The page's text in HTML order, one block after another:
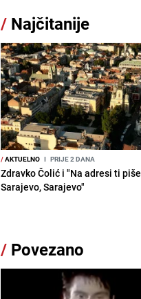
/ Najčitanije
/AKTUELNO I PRIJE 2 DANA
Zdravko Čolić i "Na adresi ti piše
Sarajevo, Sarajevo"
/ Povezano